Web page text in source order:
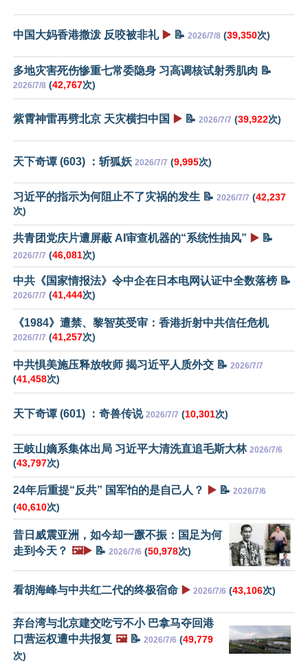
中国大妈香港撒泼 反咬被非礼 ▶️ 📝 2026/7/8 (39,350次)
多地灾害死伤惨重七常委隐身 习高调核试射秀肌肉 📝
2026/7/8 (42,767次)
紫霄神雷再劈北京 天灾横扫中国 ▶️ 📝 2026/7/7 (39,922次)
天下奇谭 (603) ：斩狐妖 2026/7/7 (9,995次)
习近平的指示为何阻止不了灾祸的发生 📝 2026/7/7 (42,237
次)
共青团党庆片遭屏蔽 AI审查机器的“系统性抽风” ▶️ 📝
2026/7/7 (46,081次)
中共《国家情报法》令中企在日本电网认证中全数落榜 📝
2026/7/7 (41,444次)
《1984》遭禁、黎智英受审：香港折射中共信任危机
2026/7/7 (41,257次)
中共惧美施压释放牧师 揭习近平人质外交 📝 2026/7/7
(41,458次)
天下奇谭 (601) ：奇兽传说 2026/7/7 (10,301次)
王岐山嫡系集体出局 习近平大清洗直追毛斯大林 2026/7/6
(43,797次)
24年后重提“反共” 国军怕的是自己人？ ▶️ 📝 2026/7/6
(40,610次)
昔日威震亚洲，如今却一蹶不振：国足为何
走到今天？ 🖼️▶️ 📝 2026/7/6 (50,978次)
看胡海峰与中共红二代的终极宿命 ▶️ 2026/7/6 (43,106次)
弃台湾与北京建交吃亏不小 巴拿马夺回港
口营运权遭中共报复 🖼️📝 2026/7/6 (49,779
次)